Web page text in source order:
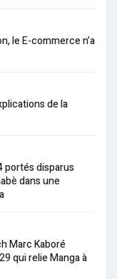
le E-commerce n’a
de la
portés disparus
dans une
Marc Kaboré
qui relie Manga à